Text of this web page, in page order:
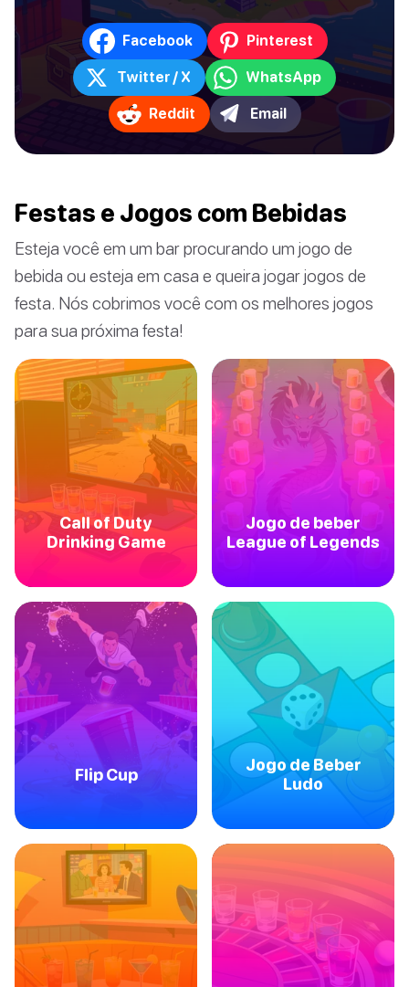
Facebook Pinterest
Twitter / X WhatsApp
Reddit Email
Festas e Jogos com Bebidas
Esteja você em um bar procurando um jogo de
bebida ou esteja em casa e queira jogar jogos de
festa. Nós cobrimos você com os melhores jogos
para sua próxima festa!
Call of Duty
Drinking Game
Jogo de beber
League of Legends
Flip Cup
Jogo de Beber
Ludo